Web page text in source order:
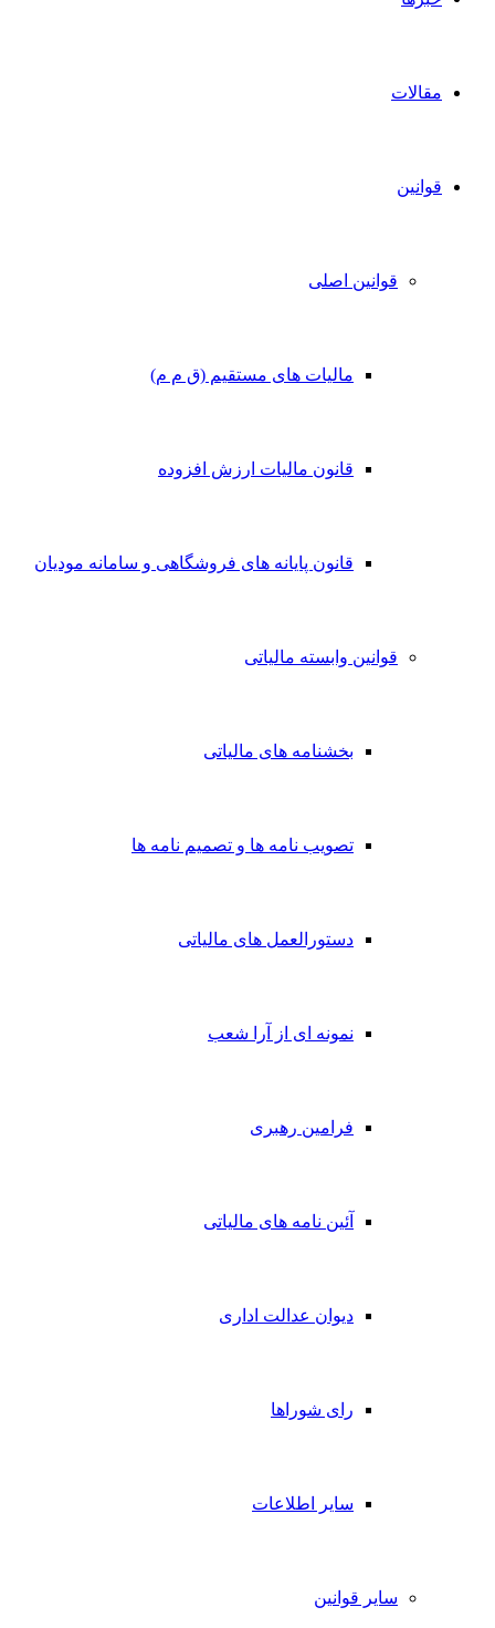
مقالات
قوانین
قوانین اصلی
مالیات های مستقیم (ق م م)
قانون مالیات ارزش افزوده
قانون پایانه های فروشگاهی و سامانه مودیان
قوانین وابسته مالیاتی
بخشنامه های مالیاتی
تصویب نامه ها و تصمیم نامه ها
دستورالعمل های مالیاتی
نمونه ای از آرا شعب
فرامین رهبری
آئین نامه های مالیاتی
دیوان عدالت اداری
رای شوراها
سایر اطلاعات
سایر قوانین